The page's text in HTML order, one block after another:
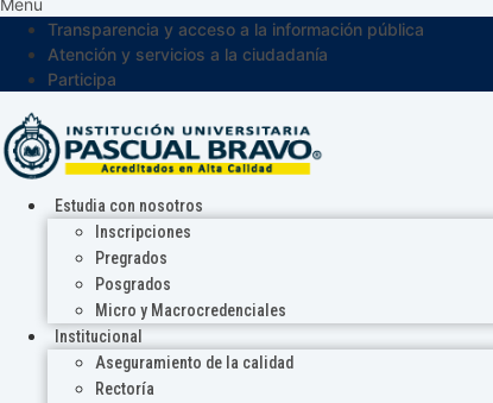
Transparencia y acceso a la información pública
Atención y servicios a la ciudadanía
Participa
Estudia con nosotros
Inscripciones
Pregrados
Posgrados
Micro y Macrocredenciales
Institucional
Aseguramiento de la calidad
Rectoría